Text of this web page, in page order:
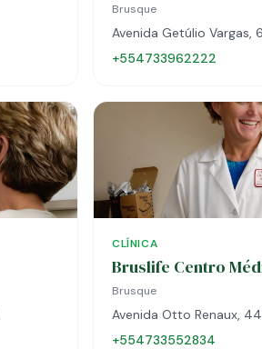
Brusque
Avenida Getúlio Vargas,
+554733962222
CLÍNICA
Bruslife Centro
Brusque
Avenida Otto Renaux,
+554733552834